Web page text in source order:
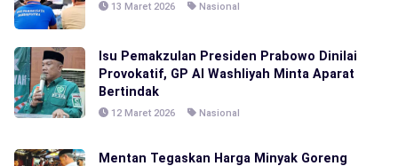
13 Maret 2026 Nasional
Isu Pemakzulan Presiden Prabowo Dinilai
Provokatif, GP Al Washliyah Minta Aparat
Bertindak
12 Maret 2026 Nasional
Mentan Tegaskan Harga Minyak Goreng